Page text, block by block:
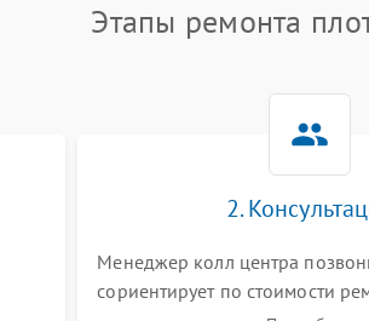
Этапы ремонта
2.
Менеджер колл центра
сориентирует по стоимости